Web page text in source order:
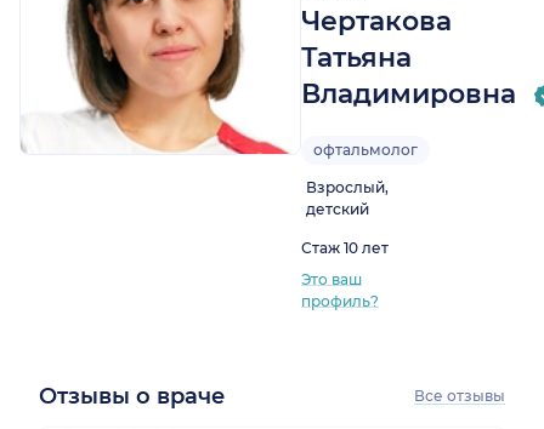
Чертакова
Татьяна
Владимировна
офтальмолог
Взрослый,
детский
Стаж 10 лет
Это ваш
профиль?
Отзывы о враче Все отзывы